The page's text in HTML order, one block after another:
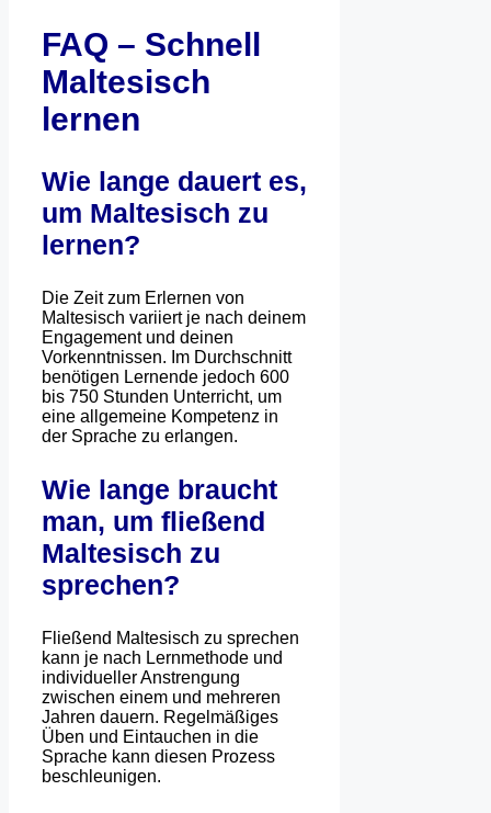
FAQ – Schnell
Maltesisch
lernen
Wie lange dauert es,
um Maltesisch zu
lernen?
Die Zeit zum Erlernen von
Maltesisch variiert je nach deinem
Engagement und deinen
Vorkenntnissen. Im Durchschnitt
benötigen Lernende jedoch 600
bis 750 Stunden Unterricht, um
eine allgemeine Kompetenz in
der Sprache zu erlangen.
Wie lange braucht
man, um fließend
Maltesisch zu
sprechen?
Fließend Maltesisch zu sprechen
kann je nach Lernmethode und
individueller Anstrengung
zwischen einem und mehreren
Jahren dauern. Regelmäßiges
Üben und Eintauchen in die
Sprache kann diesen Prozess
beschleunigen.